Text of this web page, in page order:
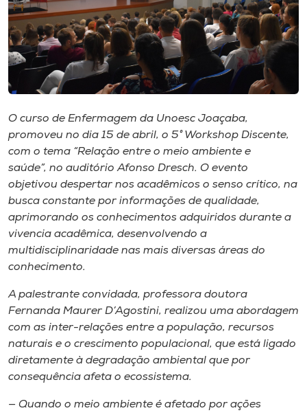
Museu
Unoesc
Store
Selecione
A+
A-
O curso de Enfermagem da Unoesc Joaçaba,
promoveu no dia 15 de abril, o 5° Workshop Discente,
com o tema “Relação entre o meio ambiente e
saúde”, no auditório Afonso Dresch. O evento
objetivou despertar nos acadêmicos o senso crítico, na
busca constante por informações de qualidade,
aprimorando os conhecimentos adquiridos durante a
vivencia acadêmica, desenvolvendo a
multidisciplinaridade nas mais diversas áreas do
conhecimento.
A palestrante convidada, professora doutora
Fernanda Maurer D’Agostini, realizou uma abordagem
com as inter-relações entre a população, recursos
naturais e o crescimento populacional, que está ligado
diretamente à degradação ambiental que por
consequência afeta o ecossistema.
— Quando o meio ambiente é afetado por ações